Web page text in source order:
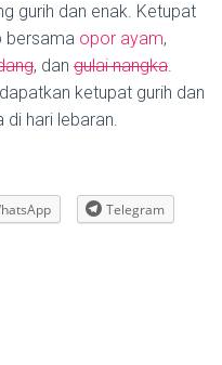
gurih dan enak. Ketupat
bersama opor ayam,
, dan gulai nangka.
ketupat gurih dan
di hari lebaran.
Telegram